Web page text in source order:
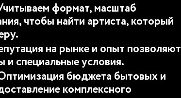
формат, масштаб
чтобы найти артиста, который
на рынке и опыт позволяют
и специальные условия.
бюджета бытовых и
комплексного